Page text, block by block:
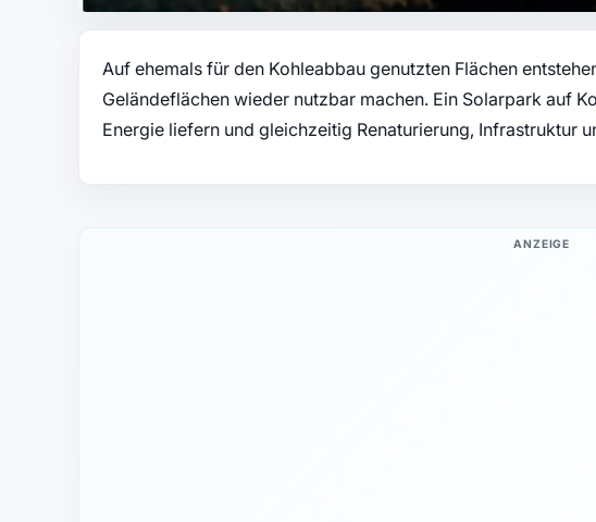
Auf ehemals für den Kohleabbau genutzten Flächen
Geländeflächen wieder nutzbar machen. Ein Solarpark auf
Energie liefern und gleichzeitig Renaturierung, Infrastruktur
ANZEIGE